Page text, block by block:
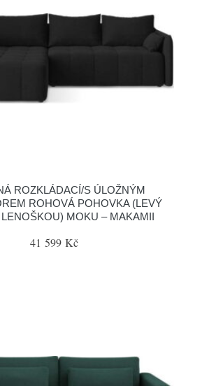
ROZKLÁDACÍ/S ÚLOŽNÝM
ROHOVÁ POHOVKA (LEVÝ
MOKU – MAKAMII
41 599 Kč